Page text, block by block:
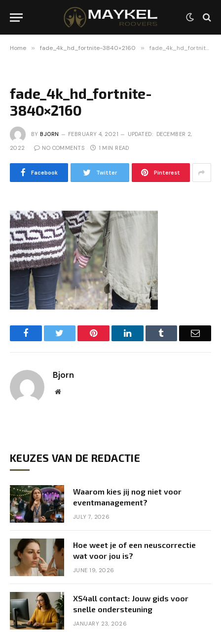
Home » fade_4k_hd_fortnite-3840×2160 » fade_4k_hd_fortnite-3840×2160
fade_4k_hd_fortnite-
3840×2160
BY BJORN FEBRUARY 4, 2021 UPDATED: DECEMBER 2,
2022 NO COMMENTS 1 MIN READ
Facebook Twitter Pinterest
Facebook Pinterest LinkedIn Email
Bjorn
Website
KEUZES VAN DE REDACTIE
Waarom kies jij nog niet voor
eventmanagement?
JULY 7, 2026
Hoe weet je of een neuscorrectie
wat voor jou is?
JUNE 19, 2026
XS4all contact: Jouw gids voor
snelle ondersteuning
JANUARY 23, 2026